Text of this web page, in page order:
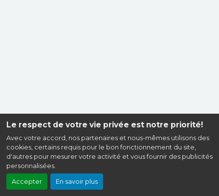
Le respect de votre vie privée est notre priorité!
Avec votre accord, nos partenaires et nous-mêmes utilisons des
cookies, certains requis pour le bon fonctionnement du site,
d'autres pour mesurer votre activité et vous fournir des publicités
personnalisées.
Accepter En savoir plus